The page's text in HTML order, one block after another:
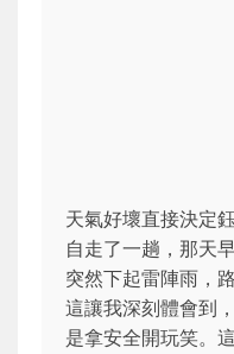
天氣好壞直接決定
自走了一趟，那天
突然下起雷陣雨，
這讓我深刻體會到
是拿安全開玩笑。